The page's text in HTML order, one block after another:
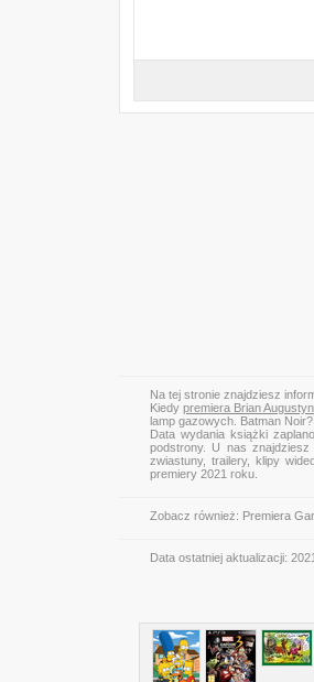
Na tej stronie znajdziesz
Kiedypremiera Brian
lamp gazowych. Batman Noir?
Data wydania książki
podstrony. U nas znajdziesz
zwiastuny, trailery, klipy
premiery 2021 roku.
Zobacz również: Premiera
Data ostatniej aktualizacji: